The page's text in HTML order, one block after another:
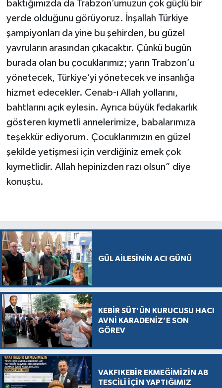
baktığımızda da Trabzon’umuzun çok güçlü bir
yerde olduğunu görüyoruz. İnşallah Türkiye
şampiyonları da yine bu şehirden, bu güzel
yavruların arasından çıkacaktır. Çünkü bugün
burada olan bu çocuklarımız; yarın Trabzon’u
yönetecek, Türkiye’yi yönetecek ve insanlığa
hizmet edecekler. Cenab-ı Allah yollarını,
bahtlarını açık eylesin. Ayrıca büyük fedakarlık
gösteren kıymetli annelerimize, babalarımıza
teşekkür ediyorum. Çocuklarımızın en güzel
şekilde yetişmesi için verdiğiniz emek çok
kıymetlidir. Allah hepinizden razı olsun” diye
konuştu.
GÜL AİLESİNİN ACI GÜNÜ
KEBİR SÜT’ÜN KURUCUSU HACI
AVNİ KARADENİZ’E SON
GÖREV
VAKFIKEBİR EKMEĞİMİZİN AB
TESCİLİ İÇİN YAPTIĞIMIZ